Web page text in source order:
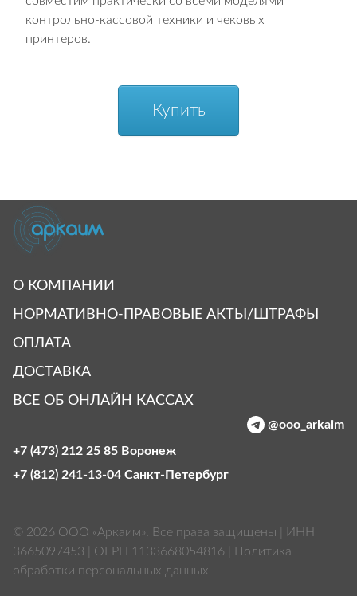
контрольно-кассовой техники и чековых
принтеров.
Купить
О КОМПАНИИ
НОРМАТИВНО-ПРАВОВЫЕ АКТЫ/ШТРАФЫ
ОПЛАТА
ДОСТАВКА
ВСЕ ОБ ОНЛАЙН КАССАХ
@ooo_arkaim
+7 (473) 212 25 85 Воронеж
+7 (812) 241-13-04 Санкт‑Петербург
© 2026 ООО «Аркаим». Все права защищены | ИНН
3665097453 | ОГРН 1133668054816 |
Политика
обработки персональных данных